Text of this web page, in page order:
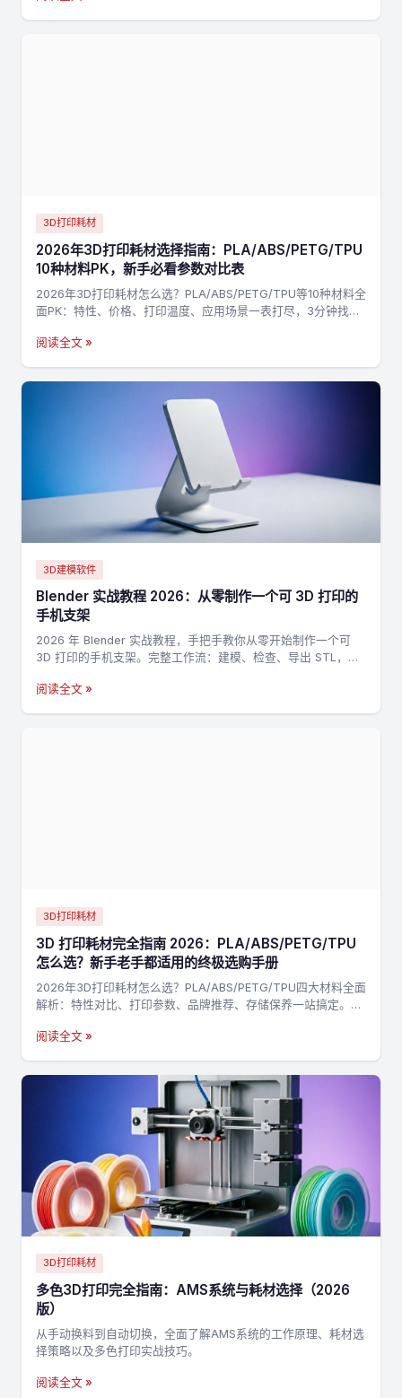
3D打印耗材
2026年3D打印耗材选择指南：PLA/ABS/PETG/TPU
10种材料PK，新手必看参数对比表
2026年3D打印耗材怎么选？PLA/ABS/PETG/TPU等10种材料全
面PK：特性、价格、打印温度、应用场景一表打尽，3分钟找到
阅读全文 »
3D建模软件
Blender 实战教程 2026：从零制作一个可 3D 打印的
手机支架
2026 年 Blender 实战教程，手把手教你从零开始制作一个可
3D 打印的手机支架。完整工作流：建模、检查、导出 STL，适
阅读全文 »
3D打印耗材
3D 打印耗材完全指南 2026：PLA/ABS/PETG/TPU
怎么选？新手老手都适用的终极选购手册
2026年3D打印耗材怎么选？PLA/ABS/PETG/TPU四大材料全面
解析：特性对比、打印参数、品牌推荐、存储保养一站搞定。附
阅读全文 »
3D打印耗材
多色3D打印完全指南：AMS系统与耗材选择（2026
版）
从手动换料到自动切换，全面了解AMS系统的工作原理、耗材选
择策略以及多色打印实战技巧。
阅读全文 »